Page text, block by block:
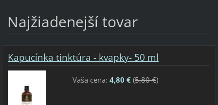
Najžiadenejší tovar
Kapucínka tinktúra - kvapky- 50 ml
Vaša cena: 4,80 €(5,80 €)